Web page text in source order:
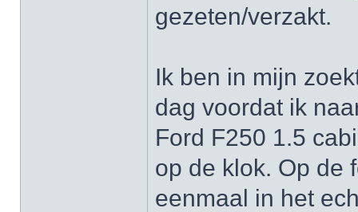
gezeten/verzakt.
Ik ben in mijn
dag voordat ik
Ford F250 1.5
op de klok. Op de
eenmaal in het